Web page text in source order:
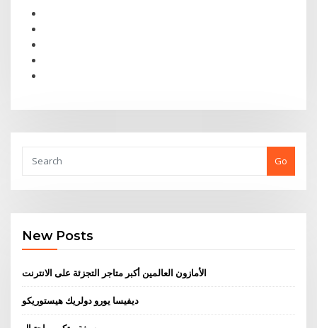
Go
New Posts
الأمازون العالمين أكبر متاجر التجزئة على الانترنت
ديفيسا يورو دولريك هيستوريكو